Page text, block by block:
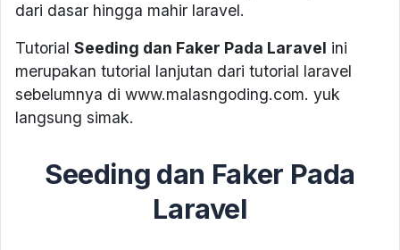
dari dasar hingga mahir laravel.
Tutorial Seeding dan Faker Pada Laravel ini
merupakan tutorial lanjutan dari tutorial laravel
sebelumnya di www.malasngoding.com. yuk
langsung simak.
Seeding dan Faker Pada
Laravel